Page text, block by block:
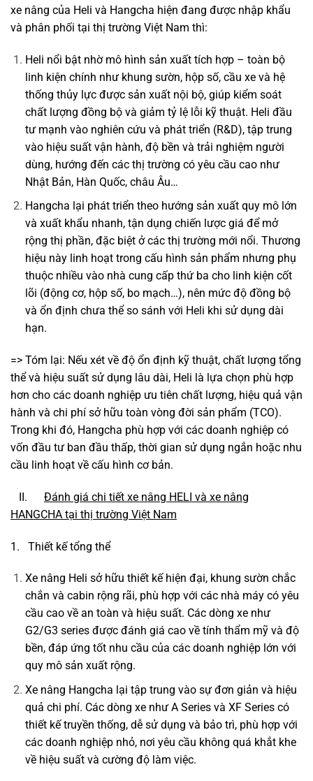
xe nâng của Heli và Hangcha hiện đang được nhập khẩu
và phân phối tại thị trường Việt Nam thì:
Heli nổi bật nhờ mô hình sản xuất tích hợp – toàn bộ
linh kiện chính như khung sườn, hộp số, cầu xe và hệ
thống thủy lực được sản xuất nội bộ, giúp kiểm soát
chất lượng đồng bộ và giảm tỷ lệ lỗi kỹ thuật. Heli đầu
tư mạnh vào nghiên cứu và phát triển (R&D), tập trung
vào hiệu suất vận hành, độ bền và trải nghiệm người
dùng, hướng đến các thị trường có yêu cầu cao như
Nhật Bản, Hàn Quốc, châu Âu…
Hangcha lại phát triển theo hướng sản xuất quy mô lớn
và xuất khẩu nhanh, tận dụng chiến lược giá để mở
rộng thị phần, đặc biệt ở các thị trường mới nổi. Thương
hiệu này linh hoạt trong cấu hình sản phẩm nhưng phụ
thuộc nhiều vào nhà cung cấp thứ ba cho linh kiện cốt
lõi (động cơ, hộp số, bo mạch…), nên mức độ đồng bộ
và ổn định chưa thể so sánh với Heli khi sử dụng dài
hạn.
=> Tóm lại: Nếu xét về độ ổn định kỹ thuật, chất lượng tổng
thể và hiệu suất sử dụng lâu dài, Heli là lựa chọn phù hợp
hơn cho các doanh nghiệp ưu tiên chất lượng, hiệu quả vận
hành và chi phí sở hữu toàn vòng đời sản phẩm (TCO).
Trong khi đó, Hangcha phù hợp với các doanh nghiệp có
vốn đầu tư ban đầu thấp, thời gian sử dụng ngắn hoặc nhu
cầu linh hoạt về cấu hình cơ bản.
II. Đánh giá chi tiết xe nâng HELI và xe nâng
HANGCHA tại thị trường Việt Nam
1. Thiết kế tổng thể
Xe nâng Heli sở hữu thiết kế hiện đại, khung sườn chắc
chắn và cabin rộng rãi, phù hợp với các nhà máy có yêu
cầu cao về an toàn và hiệu suất. Các dòng xe như
G2/G3 series được đánh giá cao về tính thẩm mỹ và độ
bền, đáp ứng tốt nhu cầu của các doanh nghiệp lớn với
quy mô sản xuất rộng.
Xe nâng Hangcha lại tập trung vào sự đơn giản và hiệu
quả chi phí. Các dòng xe như A Series và XF Series có
thiết kế truyền thống, dễ sử dụng và bảo trì, phù hợp với
các doanh nghiệp nhỏ, nơi yêu cầu không quá khắt khe
về hiệu suất và cường độ làm việc.